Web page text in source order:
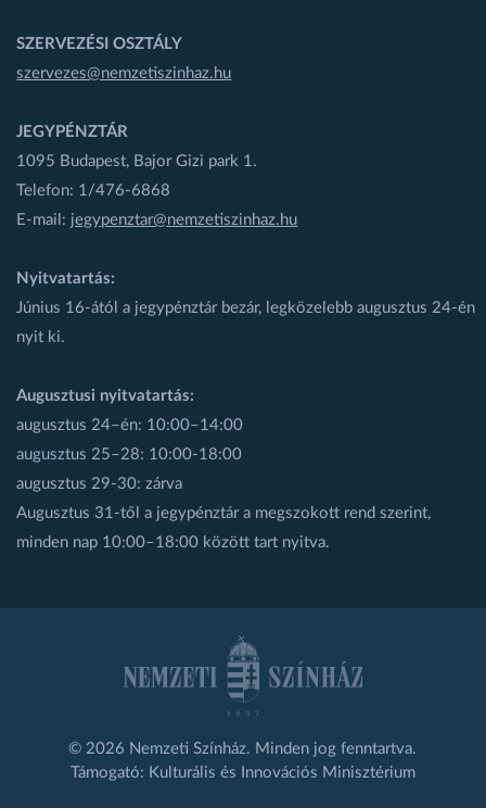
SZERVEZÉSI OSZTÁLY
szervezes@nemzetiszinhaz.hu
JEGYPÉNZTÁR
1095 Budapest, Bajor Gizi park 1.
Telefon: 1/476-6868
E-mail: jegypenztar@nemzetiszinhaz.hu
Nyitvatartás:
Június 16-ától a jegypénztár bezár, legközelebb augusztus 24-én
nyit ki.
Augusztusi nyitvatartás:
augusztus 24–én: 10:00–14:00
augusztus 25–28: 10:00-18:00
augusztus 29-30: zárva
Augusztus 31-től a jegypénztár a megszokott rend szerint,
minden nap 10:00–18:00 között tart nyitva.
© 2026 Nemzeti Színház. Minden jog fenntartva.
Támogató: Kulturális és Innovációs Minisztérium